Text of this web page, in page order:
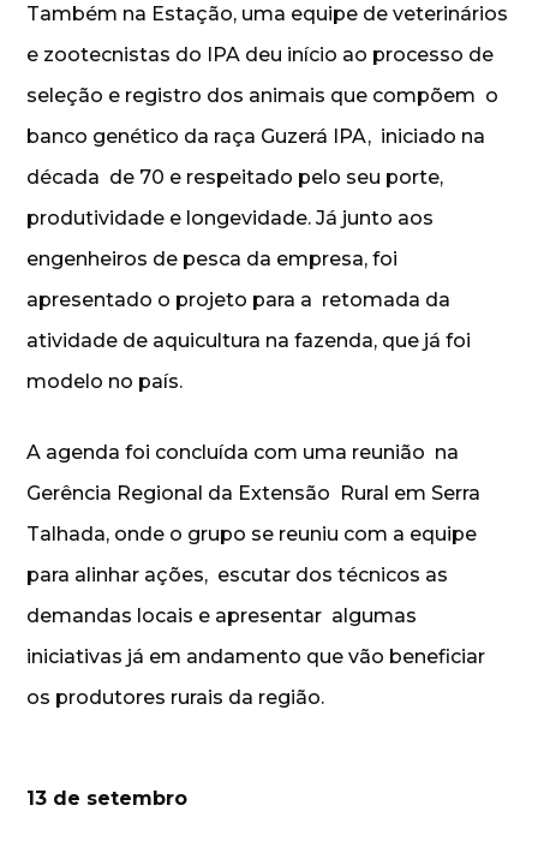
Também na Estação, uma equipe de veterinários
e zootecnistas do IPA deu início ao processo de
seleção e registro dos animais que compõem o
banco genético da raça Guzerá IPA, iniciado na
década de 70 e respeitado pelo seu porte,
produtividade e longevidade. Já junto aos
engenheiros de pesca da empresa, foi
apresentado o projeto para a retomada da
atividade de aquicultura na fazenda, que já foi
modelo no país.
A agenda foi concluída com uma reunião na
Gerência Regional da Extensão Rural em Serra
Talhada, onde o grupo se reuniu com a equipe
para alinhar ações, escutar dos técnicos as
demandas locais e apresentar algumas
iniciativas já em andamento que vão beneficiar
os produtores rurais da região.
13 de setembro